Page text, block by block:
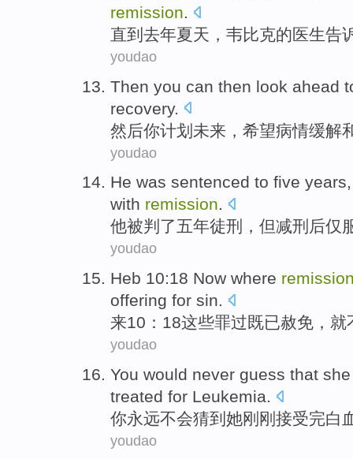
remission.
直到 去年夏天 ，韦比克的医生告
youdao
Then you can then look ahead
recovery.
然后你计划 未来 ， 希望病情缓解
youdao
He was sentenced to five years
with remission.
他被判了五年徒刑， 但减刑后仅
youdao
Heb 10:18 Now where
offering for sin.
来10：18这些罪过既已赦免 ， 就
youdao
You would never guess that she
treated for Leukemia.
你永远不会猜到 她刚刚接受完白
youdao